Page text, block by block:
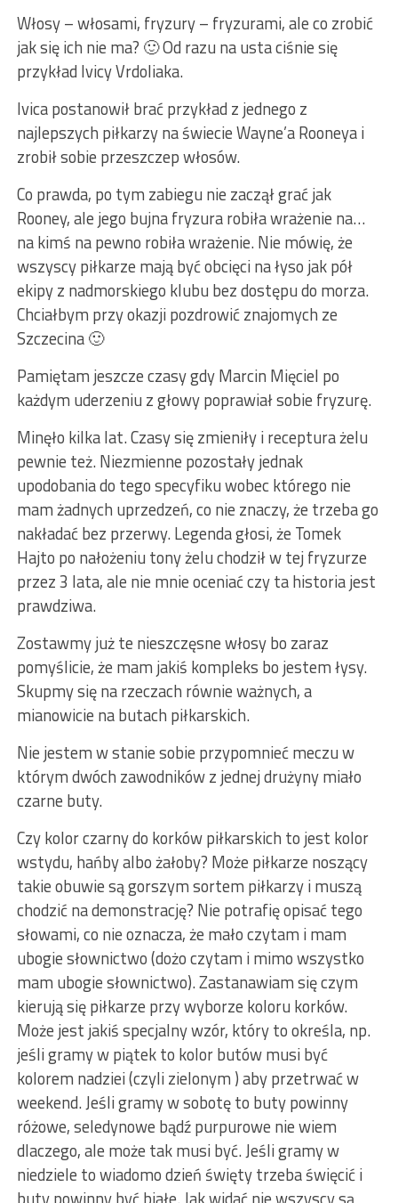
Włosy – włosami, fryzury – fryzurami, ale co zrobić
jak się ich nie ma? 🙂 Od razu na usta ciśnie się
przykład Ivicy Vrdoliaka.
Ivica postanowił brać przykład z jednego z
najlepszych piłkarzy na świecie Wayne’a Rooneya i
zrobił sobie przeszczep włosów.
Co prawda, po tym zabiegu nie zaczął grać jak
Rooney, ale jego bujna fryzura robiła wrażenie na…
na kimś na pewno robiła wrażenie. Nie mówię, że
wszyscy piłkarze mają być obcięci na łyso jak pół
ekipy z nadmorskiego klubu bez dostępu do morza.
Chciałbym przy okazji pozdrowić znajomych ze
Szczecina 🙂
Pamiętam jeszcze czasy gdy Marcin Mięciel po
każdym uderzeniu z głowy poprawiał sobie fryzurę.
Minęło kilka lat. Czasy się zmieniły i receptura żelu
pewnie też. Niezmienne pozostały jednak
upodobania do tego specyfiku wobec którego nie
mam żadnych uprzedzeń, co nie znaczy, że trzeba go
nakładać bez przerwy. Legenda głosi, że Tomek
Hajto po nałożeniu tony żelu chodził w tej fryzurze
przez 3 lata, ale nie mnie oceniać czy ta historia jest
prawdziwa.
Zostawmy już te nieszczęsne włosy bo zaraz
pomyślicie, że mam jakiś kompleks bo jestem łysy.
Skupmy się na rzeczach równie ważnych, a
mianowicie na butach piłkarskich.
Nie jestem w stanie sobie przypomnieć meczu w
którym dwóch zawodników z jednej drużyny miało
czarne buty.
Czy kolor czarny do korków piłkarskich to jest kolor
wstydu, hańby albo żałoby? Może piłkarze noszący
takie obuwie są gorszym sortem piłkarzy i muszą
chodzić na demonstrację? Nie potrafię opisać tego
słowami, co nie oznacza, że mało czytam i mam
ubogie słownictwo (dożo czytam i mimo wszystko
mam ubogie słownictwo). Zastanawiam się czym
kierują się piłkarze przy wyborze koloru korków.
Może jest jakiś specjalny wzór, który to określa, np.
jeśli gramy w piątek to kolor butów musi być
kolorem nadziei (czyli zielonym ) aby przetrwać w
weekend. Jeśli gramy w sobotę to buty powinny
różowe, seledynowe bądź purpurowe nie wiem
dlaczego, ale może tak musi być. Jeśli gramy w
niedziele to wiadomo dzień święty trzeba święcić i